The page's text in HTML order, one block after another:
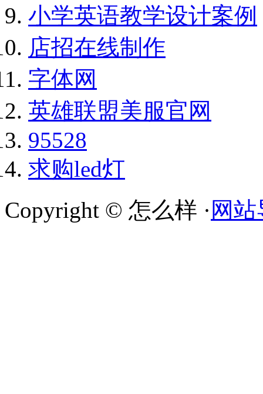
小学英语教学设计案例
店招在线制作
字体网
英雄联盟美服官网
95528
求购led灯
Copyright © 怎么样 · 网